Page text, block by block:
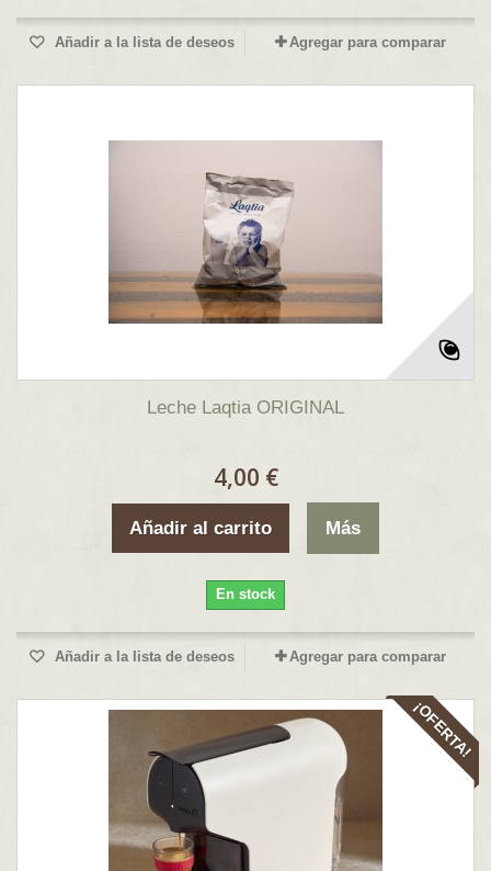
Añadir a la lista de deseos Agregar para comparar
Leche Laqtia ORIGINAL
4,00 €
Añadir al carrito Más
En stock
Añadir a la lista de deseos Agregar para comparar
¡OFERTA!